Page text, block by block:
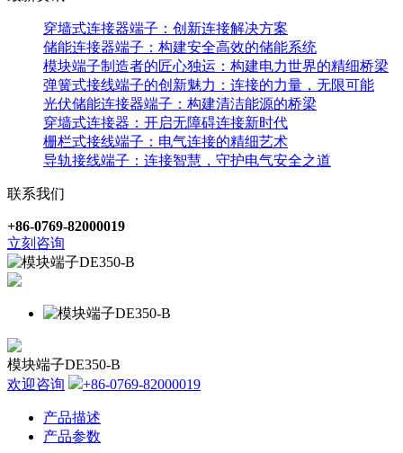
穿墙式连接器端子：创新连接解决方案
储能连接器端子：构建安全高效的储能系统
模块端子制造者的匠心独运：构建电力世界的精细桥梁
弹簧式接线端子的创新魅力：连接的力量，无限可能
光伏储能连接器端子：构建清洁能源的桥梁
穿墙式连接器：开启无障碍连接新时代
栅栏式接线端子：电气连接的精细艺术
导轨接线端子：连接智慧，守护电气安全之道
联系我们
+86-0769-82000019
立刻咨询
模块端子DE350-B
欢迎咨询
+86-0769-82000019
产品描述
产品参数